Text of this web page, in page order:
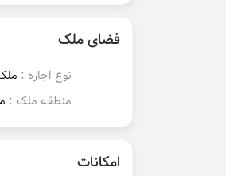
فضای ملک
نوع اجاره :
منطقه ملک :
امکانات